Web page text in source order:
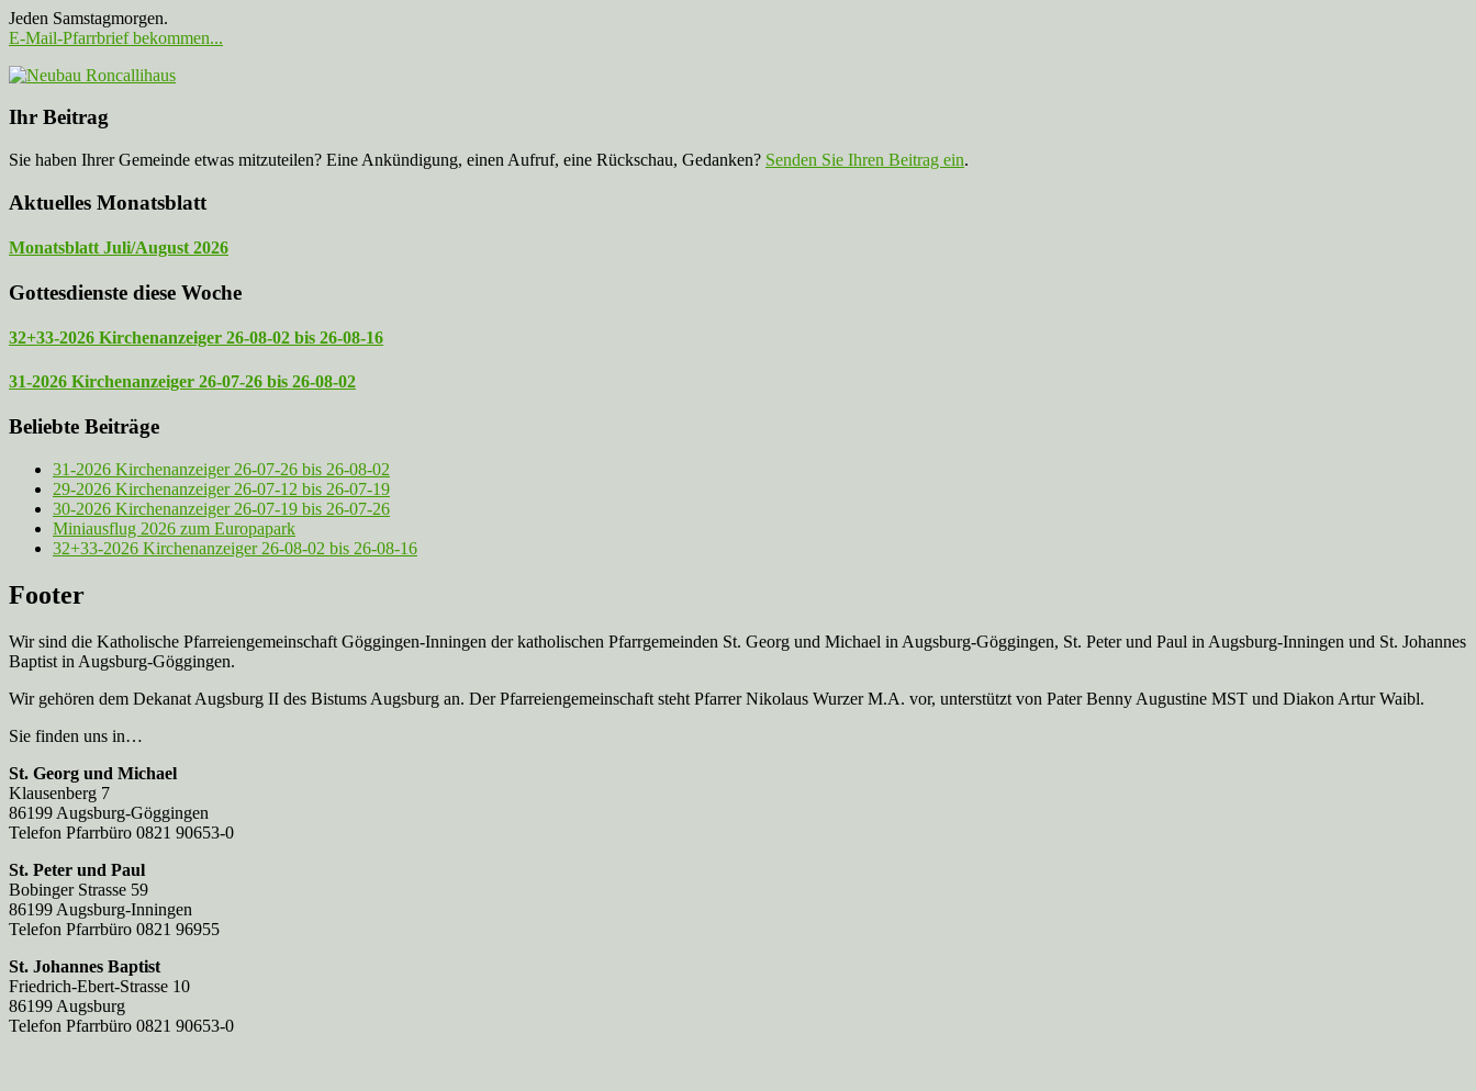
Jeden Samstagmorgen.
E-Mail-Pfarrbrief bekommen...
Ihr Beitrag
Sie haben Ihrer Gemeinde etwas mitzuteilen? Eine Ankündigung, einen Aufruf, eine Rückschau, Gedanken? Senden Sie Ihren Beitrag ein.
Aktuelles Monatsblatt
Monatsblatt Juli/August 2026
Gottesdienste diese Woche
32+33-2026 Kirchenanzeiger 26-08-02 bis 26-08-16
31-2026 Kirchenanzeiger 26-07-26 bis 26-08-02
Beliebte Beiträge
31-2026 Kirchenanzeiger 26-07-26 bis 26-08-02
29-2026 Kirchenanzeiger 26-07-12 bis 26-07-19
30-2026 Kirchenanzeiger 26-07-19 bis 26-07-26
Miniausflug 2026 zum Europapark
32+33-2026 Kirchenanzeiger 26-08-02 bis 26-08-16
Footer
Wir sind die Katholische Pfarreien­gemeinschaft Göggingen-Inningen der katholischen Pfarrgemeinden St. Georg und Michael in Augsburg-Göggingen, St. Peter und Paul in Augsburg-Inningen und St. Johannes
Baptist in Augsburg-Göggingen.
Wir gehören dem Dekanat Augsburg II des Bistums Augsburg an. Der Pfarreien­gemeinschaft steht Pfarrer Nikolaus Wurzer M.A. vor, unterstützt von Pater Benny Augustine MST und Diakon Artur Waibl.
Sie finden uns in…
St. Georg und Michael
Klausenberg 7
86199 Augsburg-Göggingen
Telefon Pfarrbüro 0821 90653-0
St. Peter und Paul
Bobinger Strasse 59
86199 Augsburg-Inningen
Telefon Pfarrbüro 0821 96955
St. Johannes Baptist
Friedrich-Ebert-Strasse 10
86199 Augsburg
Telefon Pfarrbüro 0821 90653-0